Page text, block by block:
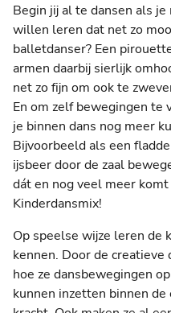
Begin jij al te dansen als je
willen leren dat net zo
balletdanser? Een
armen daarbij sierlijk
net zo fijn om ook te
En om zelf bewegingen te
je binnen dans nog meer
Bijvoorbeeld als een
ijsbeer door de zaal
dát en nog veel meer komt
Kinderdansmix!
Op speelse wijze leren de
kennen. Door de creatieve
hoe ze dansbewegingen
kunnen inzetten binnen